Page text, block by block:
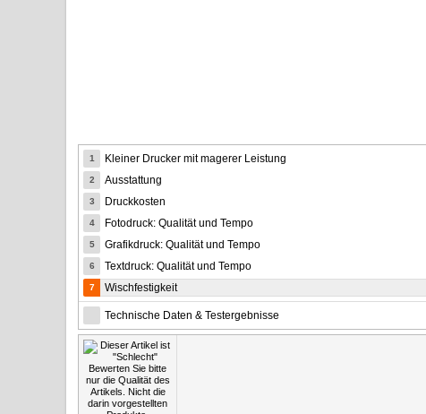
1 Kleiner Drucker mit magerer Leistung
2 Ausstattung
3 Druckkosten
4 Fotodruck: Qualität und Tempo
5 Grafikdruck: Qualität und Tempo
6 Textdruck: Qualität und Tempo
7 Wischfestigkeit
Technische Daten & Testergebnisse